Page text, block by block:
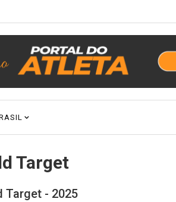
Target
Target - 2025